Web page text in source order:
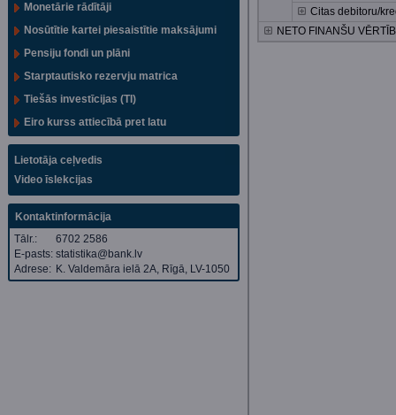
Monetārie rādītāji
Nosūtītie kartei piesaistītie maksājumi
Pensiju fondi un plāni
Starptautisko rezervju matrica
Tiešās investīcijas (TI)
Eiro kurss attiecībā pret latu
Lietotāja ceļvedis
Video īslekcijas
Kontaktinformācija
Tālr.:
6702 2586
E-pasts: statistika@bank.lv
Adrese: K. Valdemāra ielā 2A, Rīgā, LV-1050
Citas debitoru/
NETO FINANŠU